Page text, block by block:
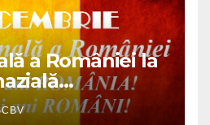
a României la
Voinești”